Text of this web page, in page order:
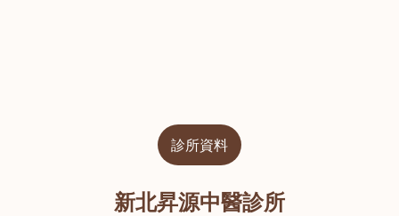
診所資料
新北昇源中醫診所